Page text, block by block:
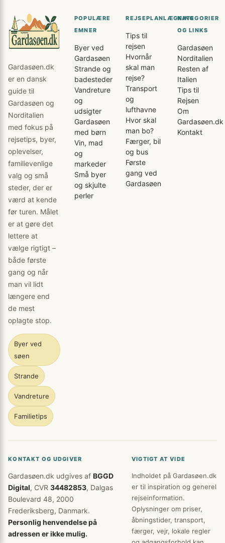
Gardasøen.dk
er en dansk
guide til
Gardasøen og
Norditalien
med fokus på
rejsetips, byer,
oplevelser,
familievenlige
valg og små
steder, der er
værd at kende
før turen. Målet
er at gøre det
lettere at
vælge rigtigt –
både første
gang og når
man vil lidt
længere end
de mest
oplagte stop.
Byer ved
søen
Strande
Vandreture
Familietips
POPULÆRE
EMNER
Byer ved
Gardasøen
Strande og
badesteder
Vandreture
og
udsigter
Gardasøen
med børn
Vin, mad
og
markeder
Små byer
og skjulte
perler
REJSEPLANLÆGNING
Tips til
rejsen
Hvornår
skal man
rejse?
Transport
og
lufthavne
Hvor skal
man bo?
Færger, bil
og bus
Første
gang ved
Gardasøen
KATEGORIER
OG LINKS
Gardasøen
Norditalien
Resten af
Italien
Tips til
Rejsen
Om
Gardasøen.dk
Kontakt
KONTAKT OG UDGIVER
Gardasøen.dk udgives af BGGD
Digital, CVR 34482853, Dalgas
Boulevard 48, 2000
Frederiksberg, Danmark.
Personlig henvendelse på
adressen er ikke mulig.
VIGTIGT AT VIDE
Indholdet på Gardasøen.dk
er til inspiration og generel
rejseinformation.
Oplysninger om priser,
åbningstider, transport,
færger, vejr, lokale regler